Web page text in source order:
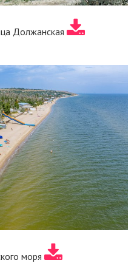
Должанская
моря